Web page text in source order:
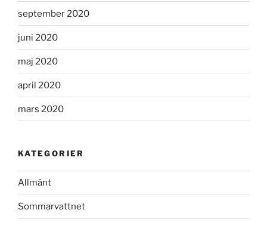
september 2020
juni 2020
maj 2020
april 2020
mars 2020
KATEGORIER
Allmänt
Sommarvattnet